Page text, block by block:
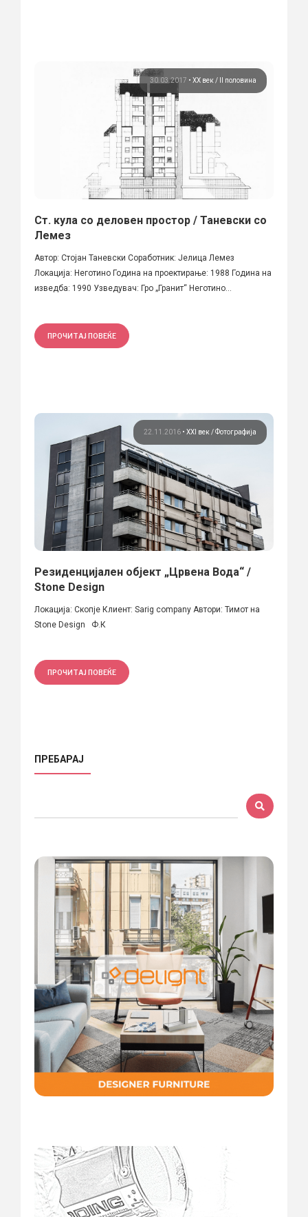
30.03.2017 • ХХ век / II половина
Ст. кула со деловен простор / Таневски со
Лемез
Автор: Стојан Таневски Соработник: Јелица Лемез
Локација: Неготино Година на проектирање: 1988 Година на
изведба: 1990 Узведувач: Гро „Гранит“ Неготино...
ПРОЧИТАЈ ПОВЕЌЕ
22.11.2016 • XXI век Фотографија
Резиденцијален објект „Црвена Вода“ /
Stone Design
Локација: Скопје Клиент: Sarig company Автори: Тимот на
Stone Design Ф.К
ПРОЧИТАЈ ПОВЕЌЕ
ПРЕБАРАЈ